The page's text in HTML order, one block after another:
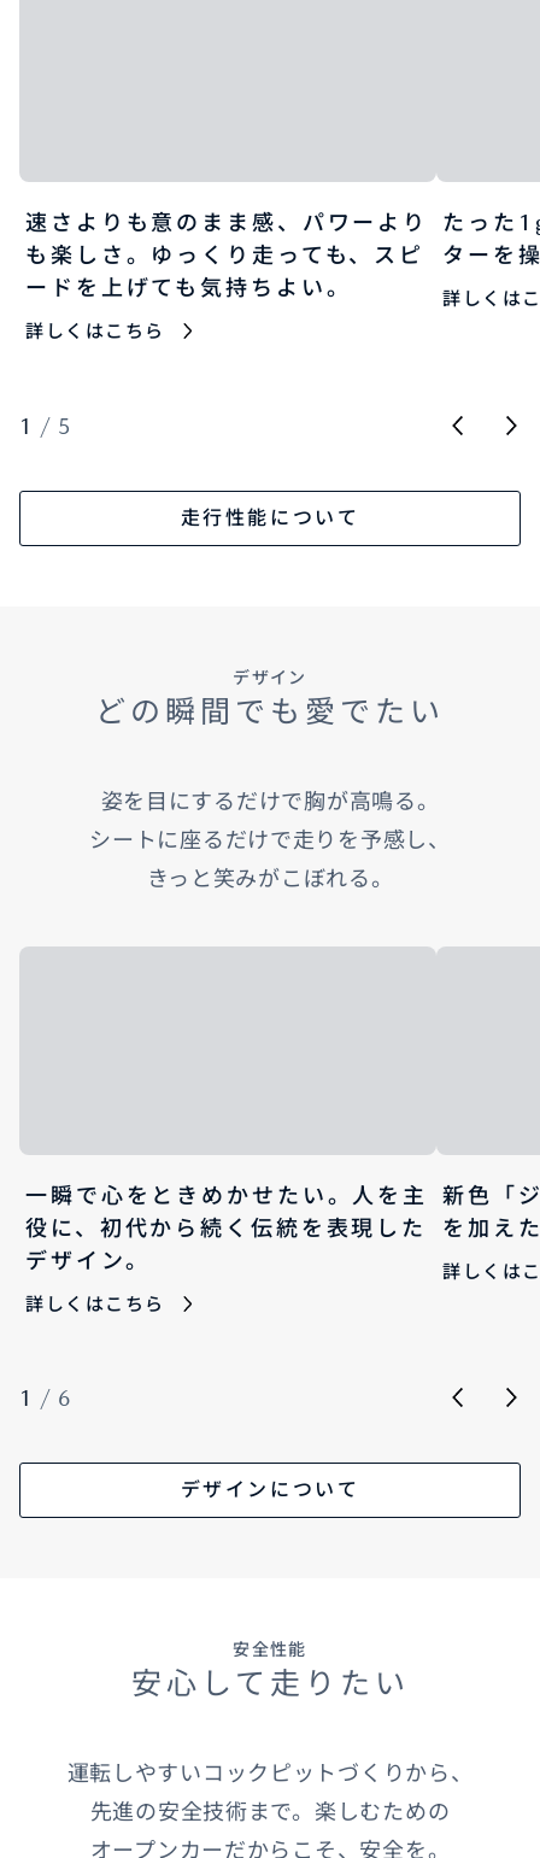
速さよりも意のまま感、パワーより
も楽しさ。ゆっくり走っても、スピ
ードを上げても気持ちよい。
詳しくはこちら
たった
ターを
詳しくは
1 / 5
走行性能について
デザイン
どの瞬間でも愛でたい
姿を目にするだけで胸が高鳴る。
シートに座るだけで走りを予感し、
きっと笑みがこぼれる。
一瞬で心をときめかせたい。人を主
役に、初代から続く伝統を表現した
デザイン。
詳しくはこちら
新色「
を加え
詳しくは
1 / 6
デザインについて
安全性能
安心して走りたい
運転しやすいコックピットづくりから、
先進の安全技術まで。楽しむための
オープンカーだからこそ、安全を。